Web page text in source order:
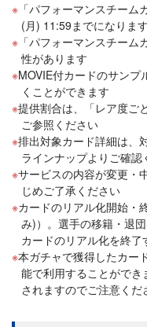
「パフォーマンスチー
(月) 11:59までになります
「パフォーマンスチー
性があります
MOVIE付カードのサンプ
くことができます
提供割合は、「レア度ご
ご参照ください
排出対象カード詳細は、
ラインナップよりご確認
サービスの内容が変更・
じめご了承ください
カードのリアル化開始・
み)）。選手の移籍・退
カードのリアル化を終
本ガチャで獲得したカー
能で利用することがで
されますのでご注意くだ